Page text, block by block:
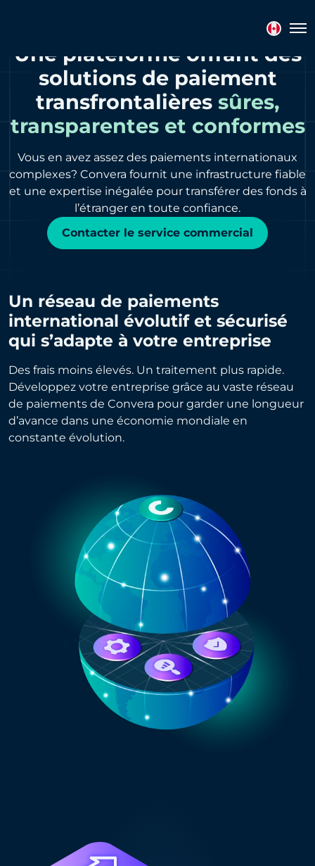
Une plateforme offrant des
solutions de paiement
transfrontalières sûres,
transparentes et conformes
Vous en avez assez des paiements internationaux
complexes? Convera fournit une infrastructure fiable
et une expertise inégalée pour transférer des fonds à
l’étranger en toute confiance.
Contacter le service commercial
Un réseau de paiements
international évolutif et sécurisé
qui s’adapte à votre entreprise
Des frais moins élevés. Un traitement plus rapide.
Développez votre entreprise grâce au vaste réseau
de paiements de Convera pour garder une longueur
d’avance dans une économie mondiale en
constante évolution.